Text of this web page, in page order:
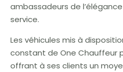
ambassadeurs de
service.
Les véhicules mis à
constant de One Chauffeur
offrant à ses clients un